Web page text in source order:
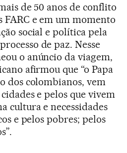
de 50 anos de conflito
e em um momento
social e política pela
de paz. Nesse
o anúncio da viagem,
afirmou que “o Papa
dos colombianos, vem
e pelos que vivem
cultura e necessidades
e pelos pobres; pelos